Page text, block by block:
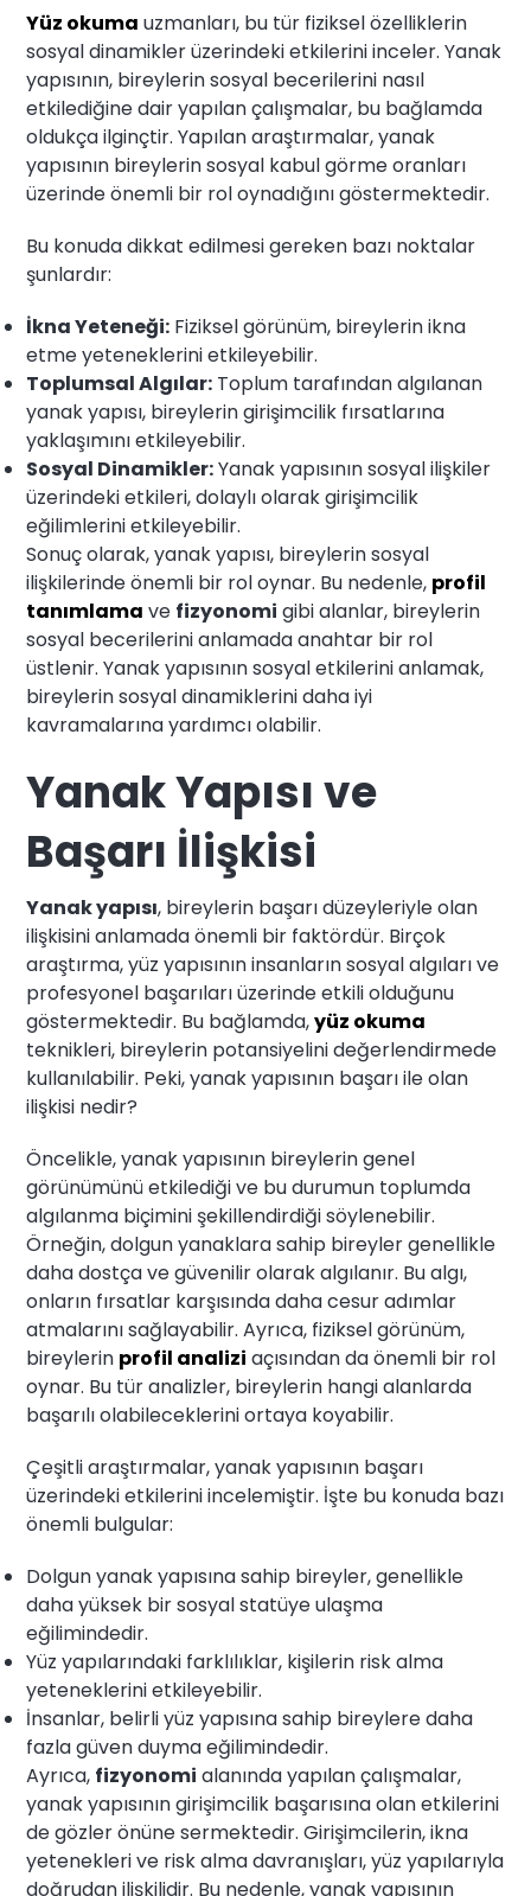
Yüz okuma uzmanları, bu tür fiziksel özelliklerin
sosyal dinamikler üzerindeki etkilerini inceler. Yanak
yapısının, bireylerin sosyal becerilerini nasıl
etkilediğine dair yapılan çalışmalar, bu bağlamda
oldukça ilginçtir. Yapılan araştırmalar, yanak
yapısının bireylerin sosyal kabul görme oranları
üzerinde önemli bir rol oynadığını göstermektedir.
Bu konuda dikkat edilmesi gereken bazı noktalar
şunlardır:
İkna Yeteneği: Fiziksel görünüm, bireylerin ikna
etme yeteneklerini etkileyebilir.
Toplumsal Algılar: Toplum tarafından algılanan
yanak yapısı, bireylerin girişimcilik fırsatlarına
yaklaşımını etkileyebilir.
Sosyal Dinamikler:Yanak yapısının sosyal ilişkiler
üzerindeki etkileri, dolaylı olarak girişimcilik
eğilimlerini etkileyebilir.
Sonuç olarak, yanak yapısı, bireylerin sosyal
ilişkilerinde önemli bir rol oynar. Bu nedenle, profil
tanımlama ve fizyonomi gibi alanlar, bireylerin
sosyal becerilerini anlamada anahtar bir rol
üstlenir. Yanak yapısının sosyal etkilerini anlamak,
bireylerin sosyal dinamiklerini daha iyi
kavramalarına yardımcı olabilir.
Yanak Yapısı ve
Başarı İlişkisi
Yanak yapısı, bireylerin başarı düzeyleriyle olan
ilişkisini anlamada önemli bir faktördür. Birçok
araştırma, yüz yapısının insanların sosyal algıları ve
profesyonel başarıları üzerinde etkili olduğunu
göstermektedir. Bu bağlamda,yüz okuma
teknikleri, bireylerin potansiyelini değerlendirmede
kullanılabilir. Peki, yanak yapısının başarı ile olan
ilişkisi nedir?
Öncelikle, yanak yapısının bireylerin genel
görünümünü etkilediği ve bu durumun toplumda
algılanma biçimini şekillendirdiği söylenebilir.
Örneğin, dolgun yanaklara sahip bireyler genellikle
daha dostça ve güvenilir olarak algılanır. Bu algı,
onların fırsatlar karşısında daha cesur adımlar
atmalarını sağlayabilir. Ayrıca, fiziksel görünüm,
bireylerin profil analizi açısından da önemli bir rol
oynar. Bu tür analizler, bireylerin hangi alanlarda
başarılı olabileceklerini ortaya koyabilir.
Çeşitli araştırmalar, yanak yapısının başarı
üzerindeki etkilerini incelemiştir. İşte bu konuda bazı
önemli bulgular:
Dolgun yanak yapısına sahip bireyler, genellikle
daha yüksek bir sosyal statüye ulaşma
eğilimindedir.
Yüz yapılarındaki farklılıklar, kişilerin risk alma
yeteneklerini etkileyebilir.
İnsanlar, belirli yüz yapısına sahip bireylere daha
fazla güven duyma eğilimindedir.
Ayrıca, fizyonomi alanında yapılan çalışmalar,
yanak yapısının girişimcilik başarısına olan etkilerini
de gözler önüne sermektedir. Girişimcilerin, ikna
yetenekleri ve risk alma davranışları, yüz yapılarıyla
doğrudan ilişkilidir. Bu nedenle, yanak yapısının